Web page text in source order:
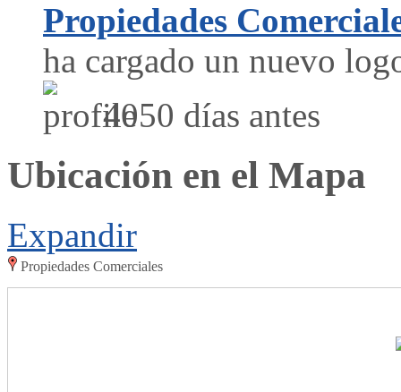
Propiedades
ha cargado un nuevo
4050 días antes
Ubicación en el Mapa
Expandir
Propiedades Comerciales